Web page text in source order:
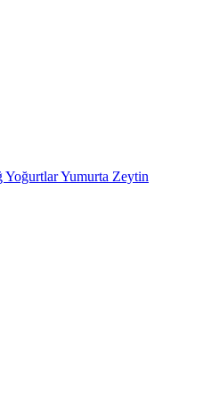
YoğurtlarYumurta Zeytin